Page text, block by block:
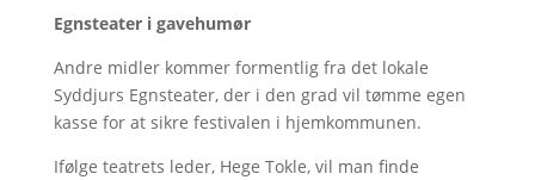
Egnsteater i gavehumør
Andre midler kommer formentlig fra det lokale
Syddjurs Egnsteater, der i den grad vil tømme egen
kasse for at sikre festivalen i hjemkommunen.
Ifølge teatrets leder, Hege Tokle, vil man finde